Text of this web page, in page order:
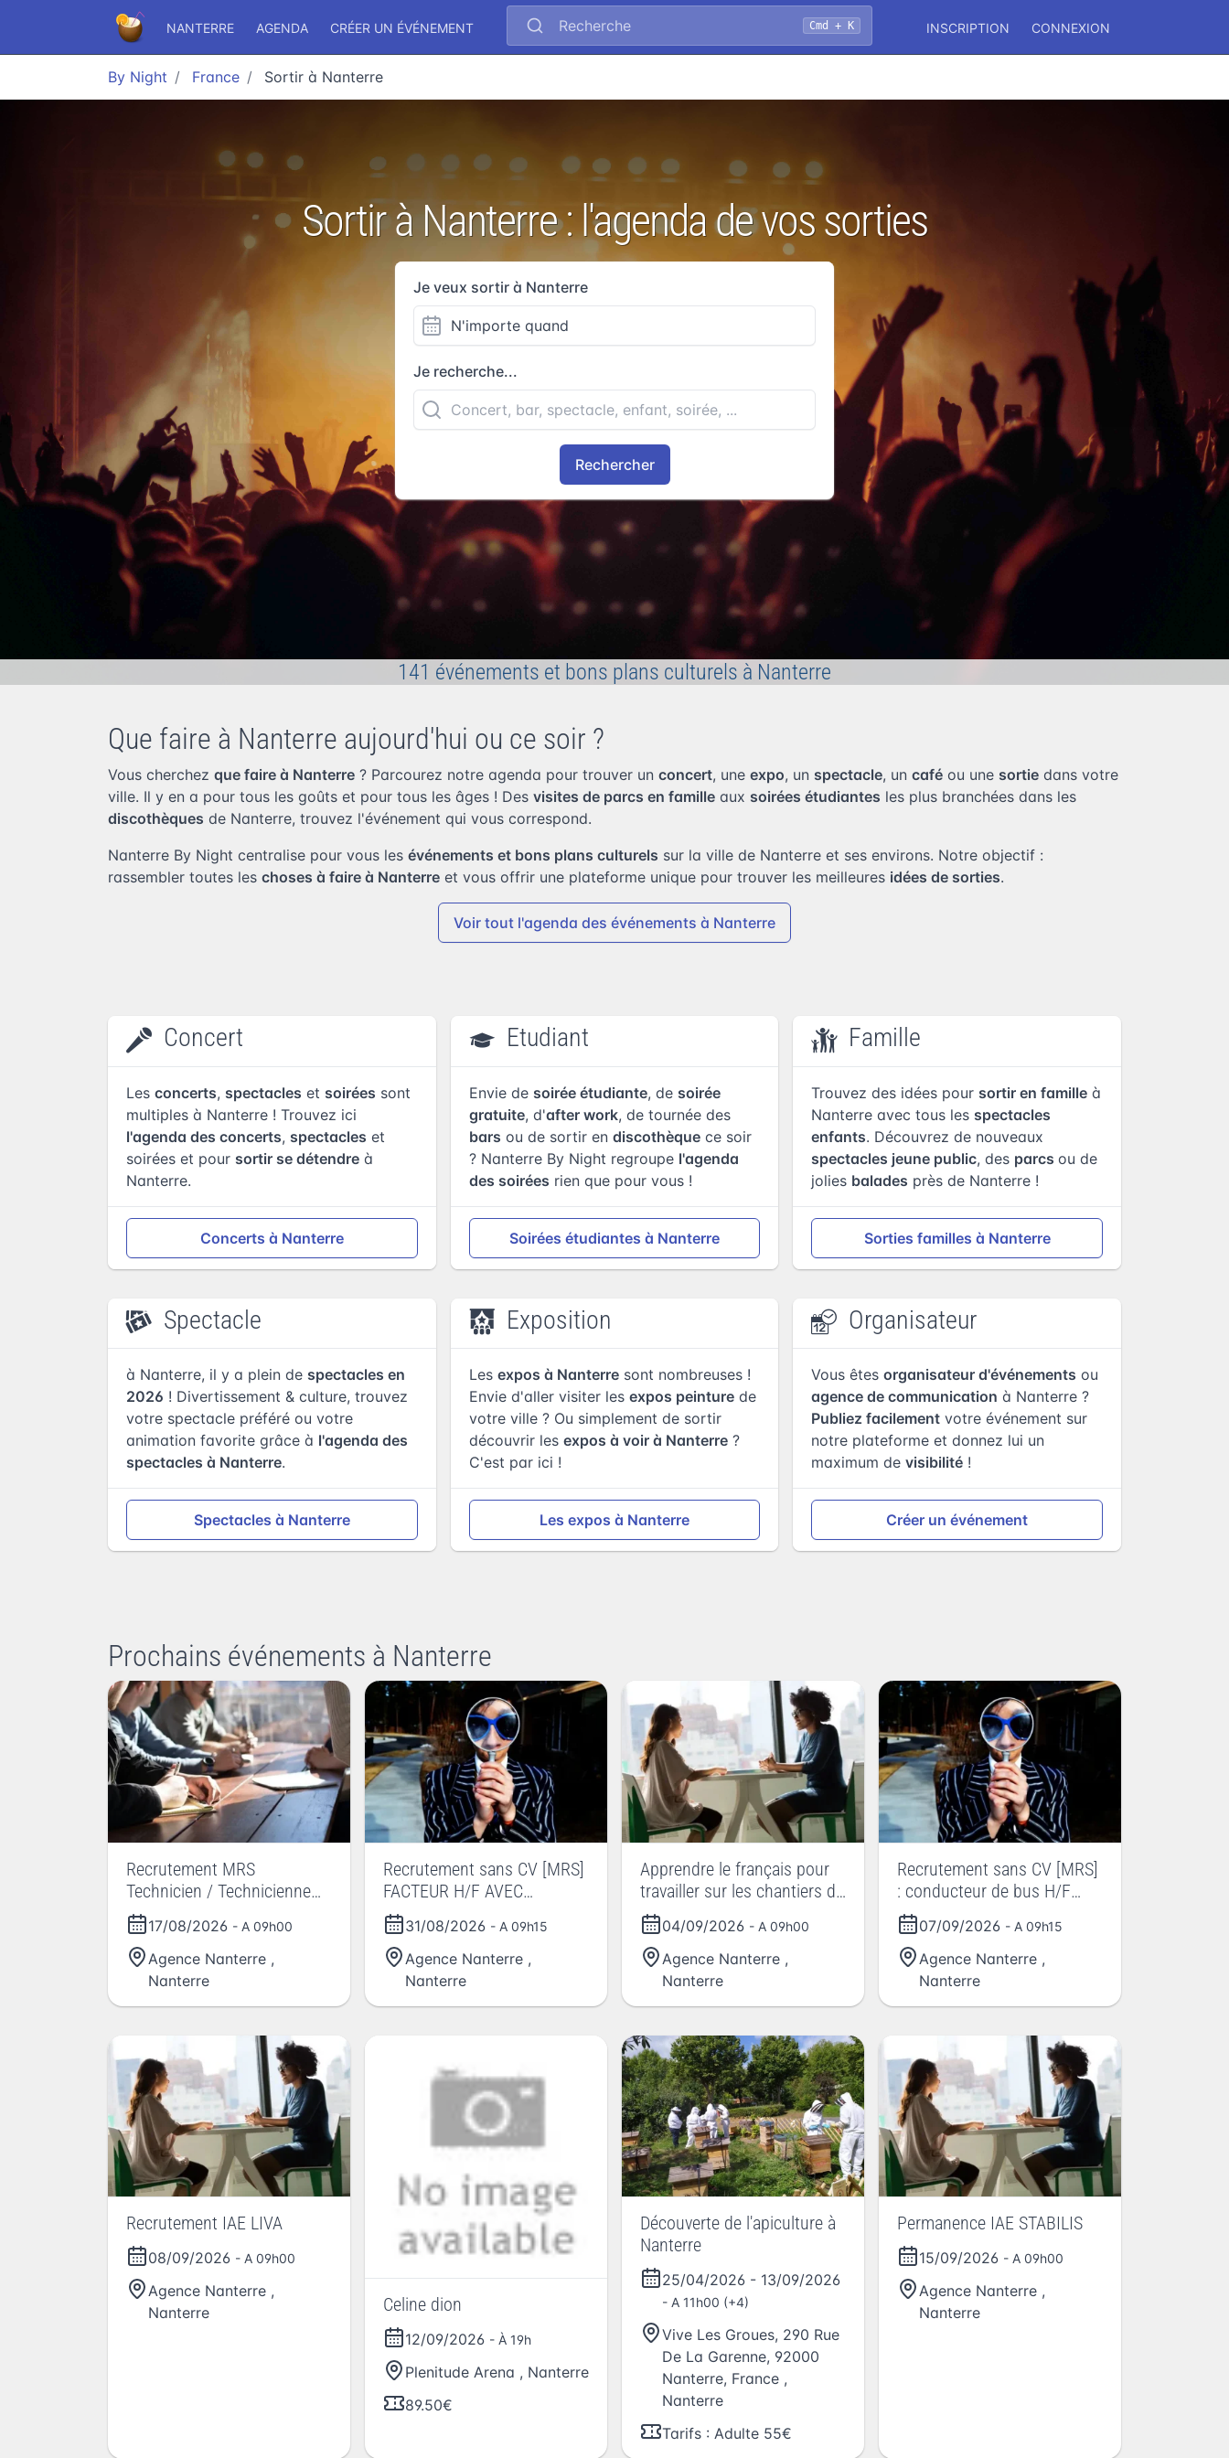
NANTERRE AGENDA CRÉER UN ÉVÉNEMENT Recherche Cmd + K INSCRIPTION CONNEXION
By Night France Sortir à Nanterre
Sortir à Nanterre : l'agenda de vos sorties
Je veux sortir à Nanterre
Je recherche...
Rechercher
141 événements et bons plans culturels à Nanterre
Que faire à Nanterre aujourd'hui ou ce soir ?
Vous cherchez que faire à Nanterre ? Parcourez notre agenda pour trouver un concert, une expo, un spectacle, un café ou une sortie dans votre
ville. Il y en a pour tous les goûts et pour tous les âges ! Des visites de parcs en famille aux soirées étudiantes les plus branchées dans les
discothèques de Nanterre, trouvez l'événement qui vous correspond.
Nanterre By Night centralise pour vous les événements et bons plans culturels sur la ville de Nanterre et ses environs. Notre objectif :
rassembler toutes les choses à faire à Nanterre et vous offrir une plateforme unique pour trouver les meilleures idées de sorties.
Voir tout l'agenda des événements à Nanterre
Concert
Les concerts, spectacles et soirées sont
multiples à Nanterre ! Trouvez ici
l'agenda des concerts, spectacles et
soirées et pour sortir se détendre à
Nanterre.
Concerts à Nanterre
Etudiant
Envie de soirée étudiante, de soirée
gratuite, d'after work, de tournée des
bars ou de sortir en discothèquece soir
? Nanterre By Night regroupe l'agenda
des soirées rien que pour vous !
Soirées étudiantes à Nanterre
Famille
Trouvez des idées pour sortir en famille à
Nanterre avec tous les spectacles
enfants. Découvrez de nouveaux
spectacles jeune public, des parcsou de
jolies balades près de Nanterre !
Sorties familles à Nanterre
Spectacle
à Nanterre, il y a plein de spectacles en
2026 ! Divertissement & culture, trouvez
votre spectacle préféré ou votre
animation favorite grâce à l'agenda des
spectacles à Nanterre.
Spectacles à Nanterre
Exposition
Les expos à Nanterresont nombreuses !
Envie d'aller visiter les expos peinturede
votre ville ? Ou simplement de sortir
découvrir les expos à voir à Nanterre?
C'est par ici !
Les expos à Nanterre
Organisateur
Vous êtesorganisateur d'événements ou
agence de communication à Nanterre ?
Publiez facilement votre événement sur
notre plateforme et donnez lui un
maximum devisibilité !
Créer un événement
Prochains événements à Nanterre
Recrutement MRS
Technicien / Technicienne
raccordement fibre optique
17/08/2026 - A 09h00
Agence Nanterre ,
Nanterre
Recrutement sans CV [MRS]
FACTEUR H/F AVEC
FORMAPOSTE
31/08/2026 - A 09h15
Agence Nanterre ,
Nanterre
Apprendre le français pour
travailler sur les chantiers de
LIVA !! POEI-FLE
04/09/2026 - A 09h00
Agence Nanterre ,
Nanterre
Recrutement sans CV [MRS]
: conducteur de bus H/F
pour la RATP
07/09/2026 - A 09h15
Agence Nanterre ,
Nanterre
Recrutement IAE LIVA
08/09/2026 - A 09h00
Agence Nanterre ,
Nanterre
Celine dion
12/09/2026 - À 19h
Plenitude Arena , Nanterre
89.50€
Découverte de l'apiculture à
Nanterre
25/04/2026 - 13/09/2026
- A 11h00 (+4)
Vive Les Groues, 290 Rue
De La Garenne, 92000
Nanterre, France ,
Nanterre
Tarifs : Adulte 55€
Permanence IAE STABILIS
15/09/2026 - A 09h00
Agence Nanterre ,
Nanterre